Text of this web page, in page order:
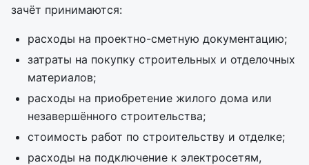
зачёт принимаются:
расходы на проектно-сметную документацию;
затраты на покупку строительных и отделочных
материалов;
расходы на приобретение жилого дома или
незавершённого строительства;
стоимость работ по строительству и отделке;
расходы на подключение к электросетям,